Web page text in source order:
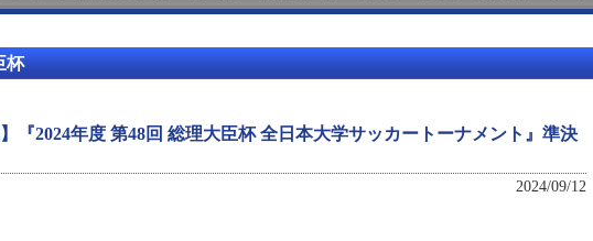
杯
】『2024年度 第48回 総理大臣杯 全日本大学サッカートーナメント』準決
2024/09/12